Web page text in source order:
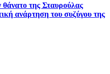
της Σταυρούλας
ανάρτηση του συζύγου της